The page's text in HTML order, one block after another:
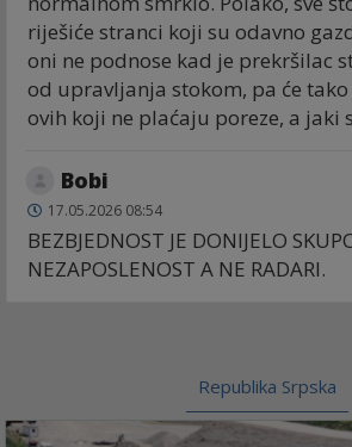
riješiće stranci koji su odavno
oni ne podnose kad je prekršilac
od upravljanja stokom, pa će
ovih koji ne plaćaju poreze, a jaki
Bobi
17.05.2026 08:54
BEZBJEDNOST JE DONIJELO
NEZAPOSLENOST A NE RADARI.
Republika Srpska